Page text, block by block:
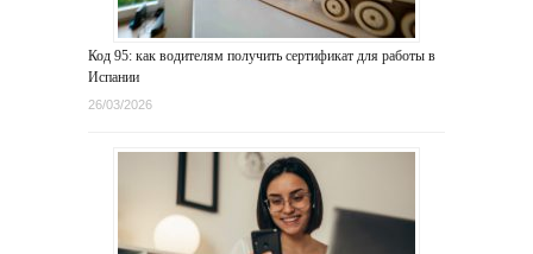
Код 95: как водителям получить сертификат для работы в
Испании
26/03/2026